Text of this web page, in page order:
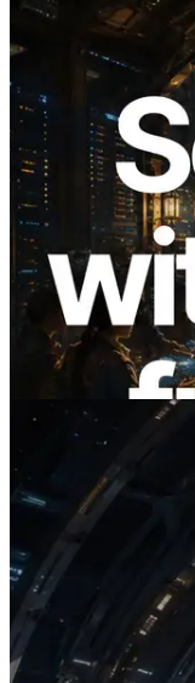
2026.08.05
ERPC
com medição
globais —
também